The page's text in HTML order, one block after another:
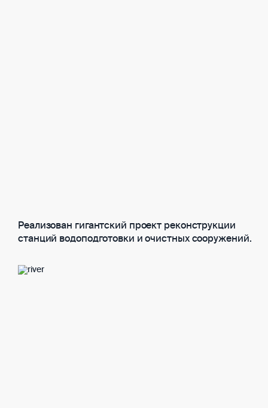
Реализован гигантский проект реконструкции
станций водоподготовки и очистных сооружений.